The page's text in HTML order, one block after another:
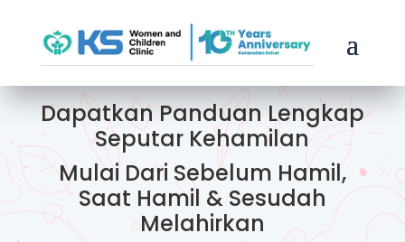
Dapatkan Panduan Lengkap
Seputar Kehamilan
Mulai Dari Sebelum Hamil,
Saat Hamil & Sesudah
Melahirkan